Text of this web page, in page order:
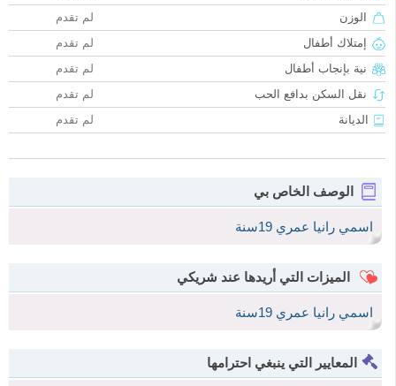
الوزن
لم تقدم
إمتلاك أطفال
لم تقدم
نية بإنجاب أطفال
لم تقدم
نقل السكن بدافع الحب
لم تقدم
الديانة
لم تقدم
الوصف الخاص بي
اسمي رانيا عمري 19سنة
الميزات التي أريدها عند شريكي
اسمي رانيا عمري 19سنة
المعايير التي ينبغي احترامها